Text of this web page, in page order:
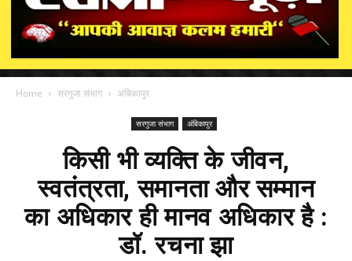
Home सरगुजा संभाग अंबिकापुर
सरगुजा संभाग अंबिकापुर
किसी भी व्यक्ति के जीवन,
स्वतंत्रता, समानता और सम्मान
का अधिकार ही मानव अधिकार है :
डॉ. रचना झा